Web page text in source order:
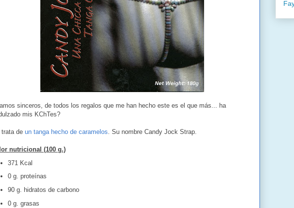
sinceros, de todos los regalos que me han hecho este es el que más... ha
mis KChTes?
trata de un tanga hecho de caramelos . Su nombre Candy Jock Strap.
nutricional (100 g.)
371 Kcal
0 g. proteínas
90 g. hidratos de carbono
0 g. grasas